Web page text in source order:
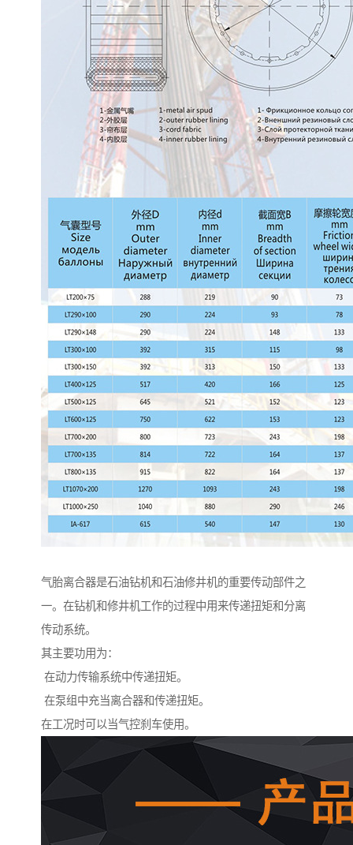
气胎离合器是石油钻机和石油修井机的重要传动部件之
一。在钻机和修井机工作的过程中用来传递扭矩和分离
传动系统。
其主要功用为：
在动力传输系统中传递扭矩。
在泵组中充当离合器和传递扭矩。
在工况时可以当气控刹车使用。